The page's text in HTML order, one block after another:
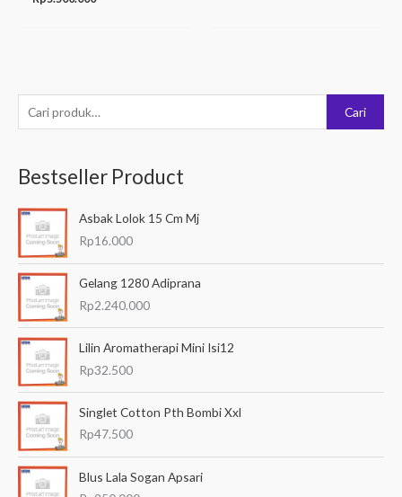
e
c
a
u
n
u
Cari
Bestseller Product
Asbak Lolok 15 Cm Mj
Rp16.000
Gelang 1280 Adiprana
Rp2.240.000
Lilin Aromatherapi Mini Isi12
Rp32.500
Singlet Cotton Pth Bombi Xxl
Rp47.500
Blus Lala Sogan Apsari